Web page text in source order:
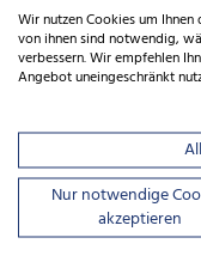
Wie erfahre
Restkapital ist?
Downloads
Wir nutzen Cookies um
von ihnen sind notwendig,
verbessern. Wir empfehlen
Angebot uneingeschränkt
Nur notwendige
akzeptieren